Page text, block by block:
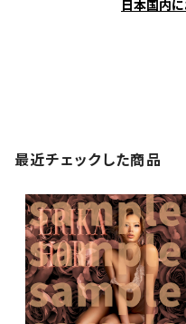
日本国内
最近チェックした商品